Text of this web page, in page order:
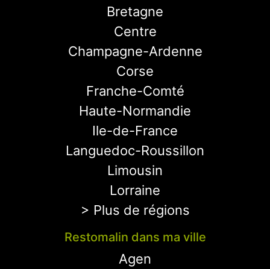
Bretagne
Centre
Champagne-Ardenne
Corse
Franche-Comté
Haute-Normandie
Ile-de-France
Languedoc-Roussillon
Limousin
Lorraine
> Plus de régions
Restomalin dans ma ville
Agen